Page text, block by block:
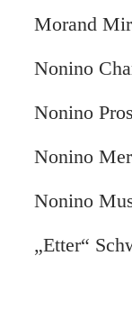
Morand
Nonino
Nonino
Nonino
Nonino
„Etter“